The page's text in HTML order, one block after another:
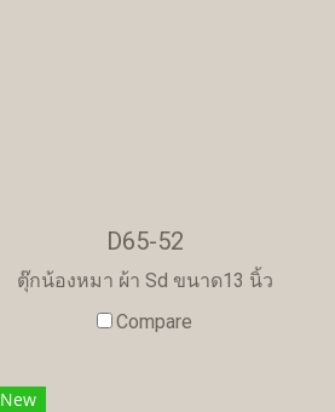
D65-52
ตุ๊กน้องหมา ผ้า Sd ขนาด13 นิ้ว
Compare
New